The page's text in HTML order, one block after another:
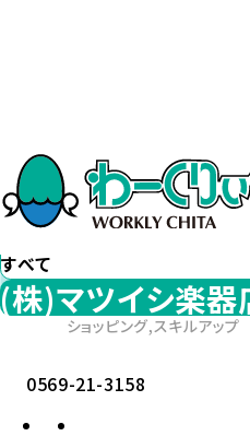
カテゴリー から探す
すべて
エリア から探す
すべて
(株)マツイシ楽器
ショッピング,スキルアップ
0569-21-3158